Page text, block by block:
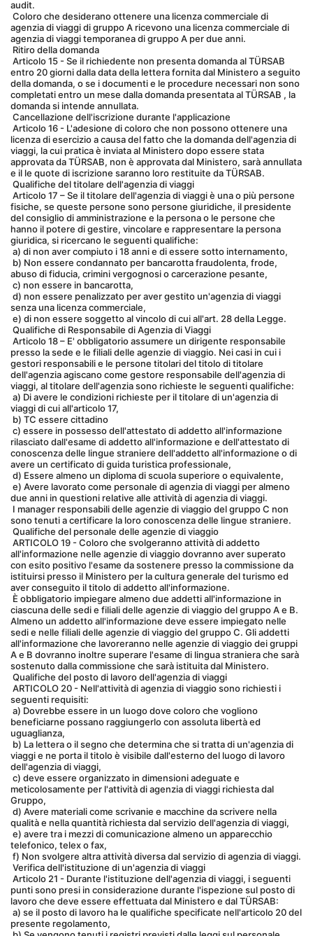
audit.
agenzia di viaggi di gruppo A ricevono una licenza commerciale di
agenzia di viaggi temporanea di gruppo A per due anni.
Ritiro della domanda
entro 20 giorni dalla data della lettera fornita dal Ministero a seguito
della domanda, o se i documenti e le procedure necessari non sono
completati entro un mese dalla domanda presentata al TÜRSAB , la
domanda si intende annullata.
Cancellazione dell'iscrizione durante l'applicazione
licenza di esercizio a causa del fatto che la domanda dell'agenzia di
viaggi, la cui pratica è inviata al Ministero dopo essere stata
approvata da TÜRSAB, non è approvata dal Ministero, sarà annullata
e il le quote di iscrizione saranno loro restituite da TÜRSAB.
Qualifiche del titolare dell'agenzia di viaggi
fisiche, se queste persone sono persone giuridiche, il presidente
del consiglio di amministrazione e la persona o le persone che
hanno il potere di gestire, vincolare e rappresentare la persona
giuridica, si ricercano le seguenti qualifiche:
a) di non aver compiuto i 18 anni e di essere sotto internamento,
abuso di fiducia, crimini vergognosi o carcerazione pesante,
c) non essere in bancarotta,
senza una licenza commerciale,
e) di non essere soggetto al vincolo di cui all'art. 28 della Legge.
Qualifiche di Responsabile di Agenzia di Viaggi
presso la sede e le filiali delle agenzie di viaggio. Nei casi in cui i
gestori responsabili e le persone titolari del titolo di titolare
dell'agenzia agiscano come gestore responsabile dell'agenzia di
viaggi, al titolare dell'agenzia sono richieste le seguenti qualifiche:
viaggi di cui all'articolo 17,
b) TC essere cittadino
rilasciato dall'esame di addetto all'informazione e dell'attestato di
conoscenza delle lingue straniere dell'addetto all'informazione o di
avere un certificato di guida turistica professionale,
d) Essere almeno un diploma di scuola superiore o equivalente,
due anni in questioni relative alle attività di agenzia di viaggi.
sono tenuti a certificare la loro conoscenza delle lingue straniere.
Qualifiche del personale delle agenzie di viaggio
all'informazione nelle agenzie di viaggio dovranno aver superato
con esito positivo l'esame da sostenere presso la commissione da
istituirsi presso il Ministero per la cultura generale del turismo ed
aver conseguito il titolo di addetto all'informazione.
ciascuna delle sedi e filiali delle agenzie di viaggio del gruppo A e B.
Almeno un addetto all'informazione deve essere impiegato nelle
sedi e nelle filiali delle agenzie di viaggio del gruppo C. Gli addetti
all'informazione che lavoreranno nelle agenzie di viaggio dei gruppi
A e B dovranno inoltre superare l'esame di lingua straniera che sarà
sostenuto dalla commissione che sarà istituita dal Ministero.
Qualifiche del posto di lavoro dell'agenzia di viaggi
seguenti requisiti:
beneficiarne possano raggiungerlo con assoluta libertà ed
uguaglianza,
viaggi e ne porta il titolo è visibile dall'esterno del luogo di lavoro
dell'agenzia di viaggi,
meticolosamente per l'attività di agenzia di viaggi richiesta dal
Gruppo,
qualità e nella quantità richiesta dal servizio dell'agenzia di viaggi,
telefonico, telex o fax,
f) Non svolgere altra attività diversa dal servizio di agenzia di viaggi.
Verifica dell'istituzione di un'agenzia di viaggi
punti sono presi in considerazione durante l'ispezione sul posto di
lavoro che deve essere effettuata dal Ministero e dal TÜRSAB:
presente regolamento,